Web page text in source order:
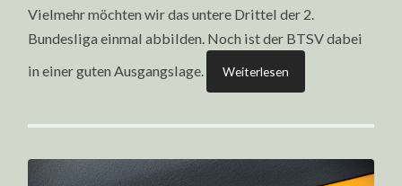
Vielmehr möchten wir das untere Drittel der 2.
Bundesliga einmal abbilden. Noch ist der BTSV dabei
in einer guten Ausgangslage.
Weiterlesen